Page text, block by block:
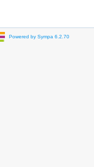
Powered by Sympa 6.2.70